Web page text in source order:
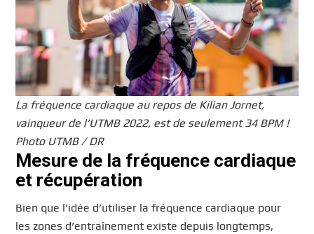
La fréquence cardiaque au repos de Kilian Jornet,
vainqueur de l’UTMB 2022, est de seulement 34 BPM !
Photo UTMB / DR
Mesure de la fréquence cardiaque
et récupération
Bien que l’idée d’utiliser la fréquence cardiaque pour
les zones d’entraînement existe depuis longtemps,